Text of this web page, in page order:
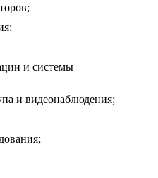
и системы
и видеонаблюдения;